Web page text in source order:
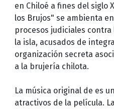
en Chiloé a fines del siglo
los Brujos" se ambienta
procesos judiciales
la isla, acusados de
organización secreta
a la brujería chilota.
La música original de es
atractivos de la película.